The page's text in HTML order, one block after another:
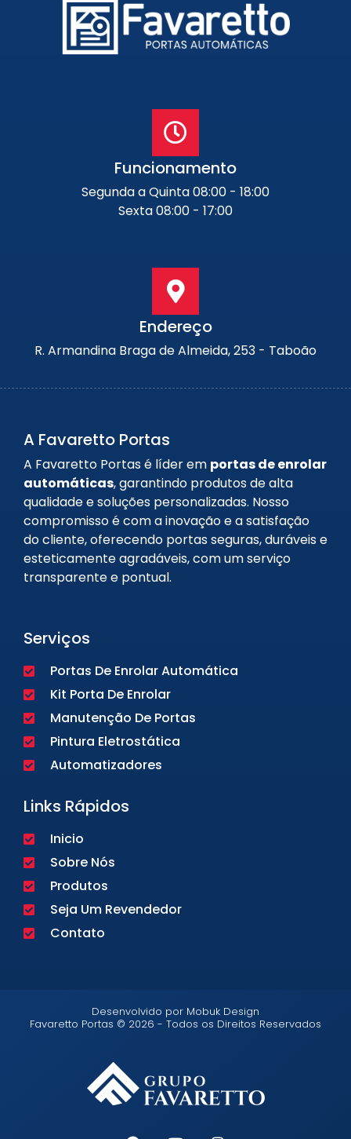
Funcionamento
Segunda a Quinta 08:00 - 18:00
Sexta 08:00 - 17:00
Endereço
R. Armandina Braga de Almeida, 253 - Taboão
A Favaretto Portas
A Favaretto Portas é líder em portas de enrolar
automáticas, garantindo produtos de alta
qualidade e soluções personalizadas. Nosso
compromisso é com a inovação e a satisfação
do cliente, oferecendo portas seguras, duráveis e
esteticamente agradáveis, com um serviço
transparente e pontual.
Serviços
Portas De Enrolar Automática
Kit Porta De Enrolar
Manutenção De Portas
Pintura Eletrostática
Automatizadores
Links Rápidos
Inicio
Sobre Nós
Produtos
Seja Um Revendedor
Contato
Desenvolvido por Mobuk Design
Favaretto Portas © 2026 - Todos os Direitos Reservados